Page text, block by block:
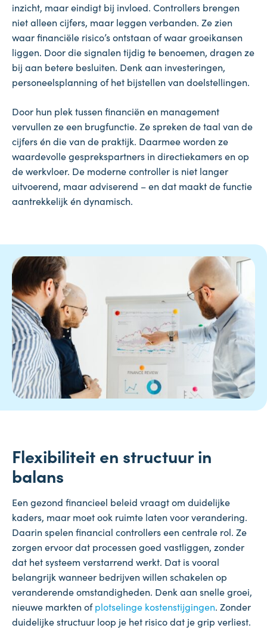
inzicht, maar eindigt bij invloed. Controllers brengen
niet alleen cijfers, maar leggen verbanden. Ze zien
waar financiële risico’s ontstaan of waar groeikansen
liggen. Door die signalen tijdig te benoemen, dragen ze
bij aan betere besluiten. Denk aan investeringen,
personeelsplanning of het bijstellen van doelstellingen.
Door hun plek tussen financiën en management
vervullen ze een brugfunctie. Ze spreken de taal van de
cijfers én die van de praktijk. Daarmee worden ze
waardevolle gesprekspartners in directiekamers en op
de werkvloer. De moderne controller is niet langer
uitvoerend, maar adviserend – en dat maakt de functie
aantrekkelijk én dynamisch.
Flexibiliteit en structuur in
balans
Een gezond financieel beleid vraagt om duidelijke
kaders, maar moet ook ruimte laten voor verandering.
Daarin spelen financial controllers een centrale rol. Ze
zorgen ervoor dat processen goed vastliggen, zonder
dat het systeem verstarrend werkt. Dat is vooral
belangrijk wanneer bedrijven willen schakelen op
veranderende omstandigheden. Denk aan snelle groei,
nieuwe markten ofplotselinge kostenstijgingen. Zonder
duidelijke structuur loop je het risico dat je grip verliest.